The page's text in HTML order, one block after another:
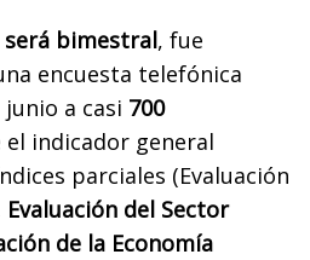
será bimestral, fue
encuesta telefónica
a casi 700
el indicador general
parciales (Evaluación
Evaluación del Sector
de la Economía